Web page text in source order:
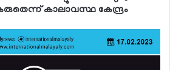
കാലാവസ്ഥ കേന്ദ്രം